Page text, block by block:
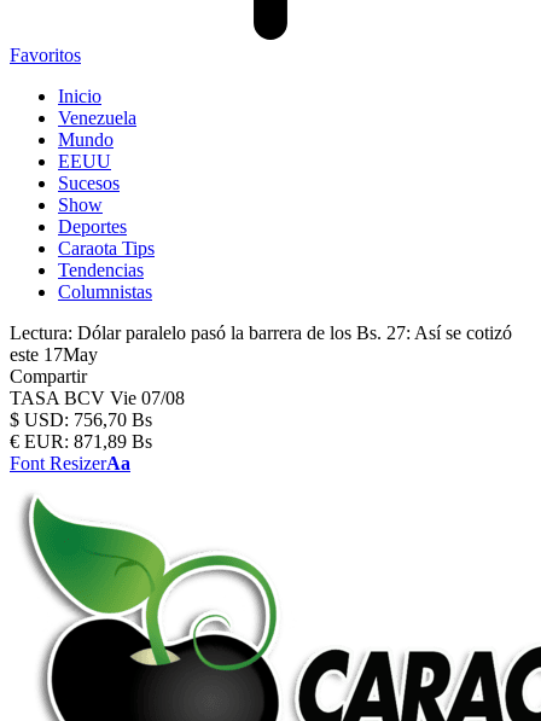
Favoritos
Inicio
Venezuela
Mundo
EEUU
Sucesos
Show
Deportes
Caraota Tips
Tendencias
Columnistas
Lectura: Dólar paralelo pasó la barrera de los Bs. 27: Así se cotizó
este 17May
Compartir
TASA BCV Vie 07/08
$ USD: 756,70 Bs
€ EUR: 871,89 Bs
Font ResizerAa